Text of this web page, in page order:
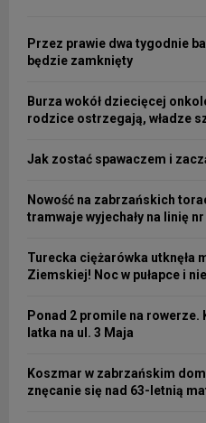
Przez prawie dwa tygodnie
będzie zamknięty
Burza wokół dziecięcej
rodzice ostrzegają, władze
Jak zostać spawaczem i
Nowość na zabrzańskich
tramwaje wyjechały na linię nr
Turecka ciężarówka utknęła
Ziemskiej! Noc w pułapce i
Ponad 2 promile na
latka na ul. 3 Maja
Koszmar w zabrzańskim
znęcanie się nad 63-letnią